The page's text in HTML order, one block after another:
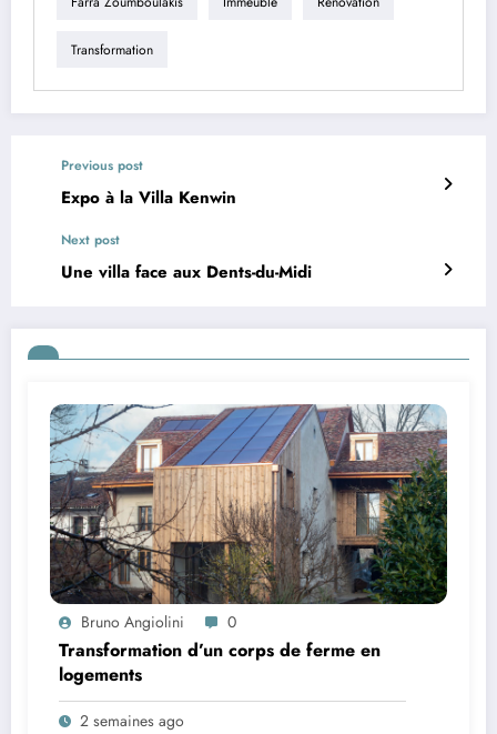
Transformation
Previous post
Expo à la Villa Kenwin
Next post
Une villa face aux Dents-du-Midi
Bruno Angiolini 0
Transformation d’un corps de ferme en
logements
2 semaines ago